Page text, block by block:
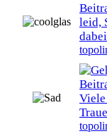
leid,
dabei
0
0